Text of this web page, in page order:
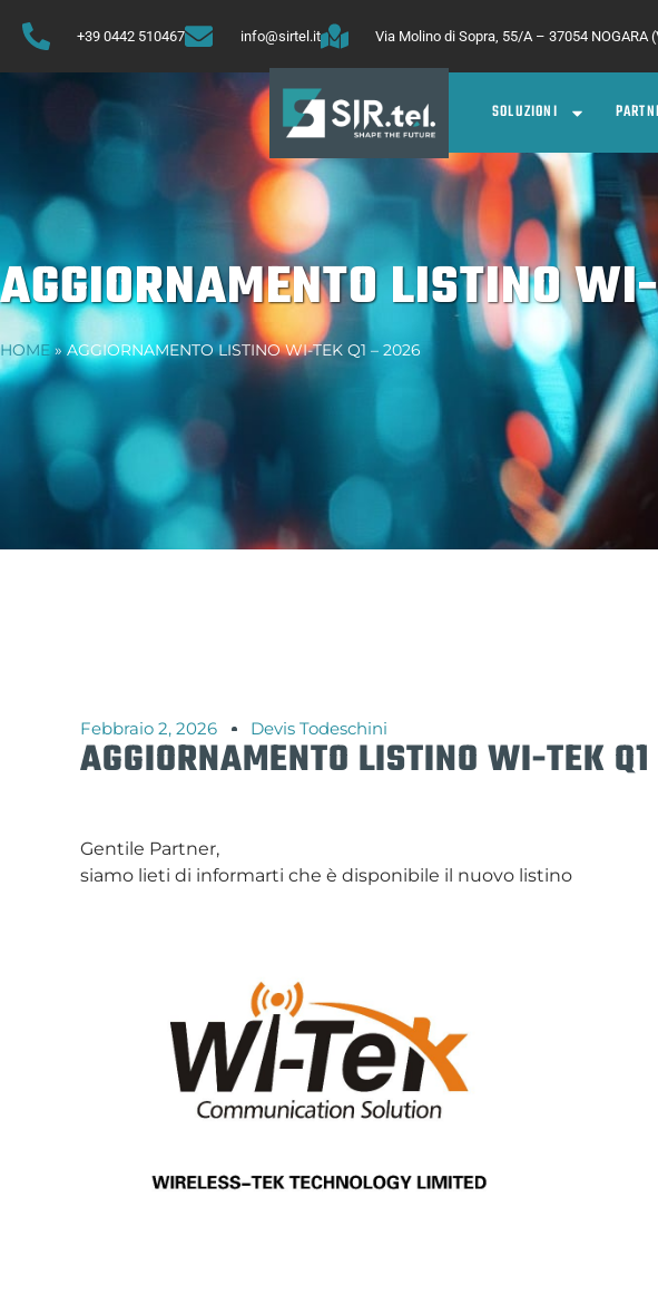
+39 0442 510467 info@sirtel.it Via Molino di Sopra, 55/A – 37054 NOGARA
SOLUZIONI
AGGIORNAMENTO LISTINO
HOME»AGGIORNAMENTO LISTINO WI-TEK Q1 – 2026
Febbraio 2, 2026 Devis Todeschini
AGGIORNAMENTO LISTINO WI-TEK
Gentile Partner,
siamo lieti di informarti che è disponibile il nuovo listino